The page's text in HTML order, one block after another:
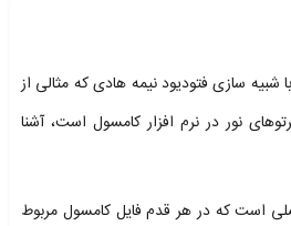
سازی فتودیود نیمه هادی که مثالی از
نور در نرم افزار کامسول است، آشنا
5 بخش اصلی است که در هر قدم فایل کامسول مربوط